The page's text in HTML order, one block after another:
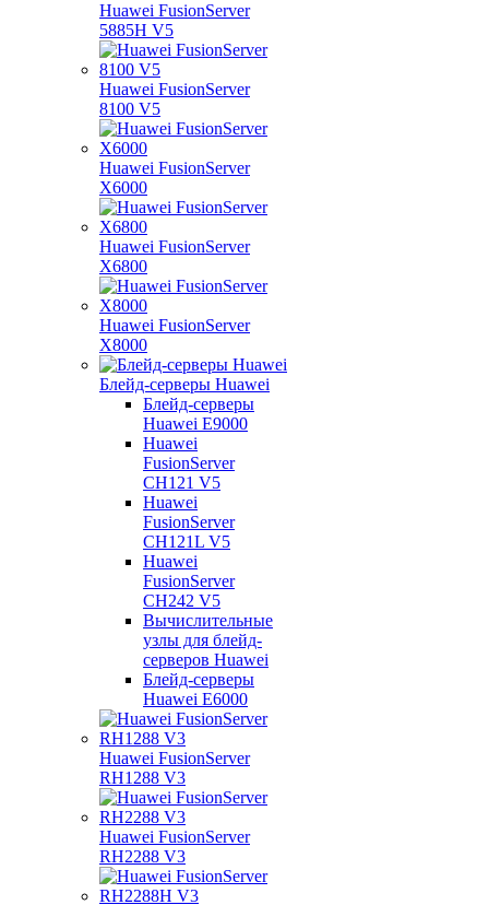
Huawei FusionServer
5885H V5
Huawei FusionServer
8100 V5
Huawei FusionServer
X6000
Huawei FusionServer
X6800
Huawei FusionServer
X8000
Блейд-серверы Huawei
Блейд-серверы
Huawei E9000
Huawei
FusionServer
CH121 V5
Huawei
FusionServer
CH121L V5
Huawei
FusionServer
CH242 V5
Вычислительные
узлы для блейд-
серверов Huawei
Блейд-серверы
Huawei E6000
Huawei FusionServer
RH1288 V3
Huawei FusionServer
RH2288 V3